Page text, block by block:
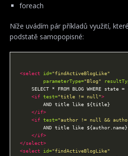
foreach
Níže uvádím pár příkladů využití,
podstatě samopopisné:
<select id="findActiveBlogLike"
parameterType="Blog"
<if test="title != null">
</if>
<if test="author != null &&
</if>
</select>
<select
id="findActiveBlogLike"